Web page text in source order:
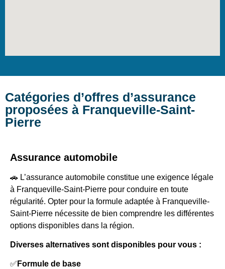
Catégories d’offres d’assurance
proposées à Franqueville-Saint-
Pierre
Assurance automobile
🚗 L’assurance automobile constitue une exigence légale
à Franqueville-Saint-Pierre pour conduire en toute
régularité. Opter pour la formule adaptée à Franqueville-
Saint-Pierre nécessite de bien comprendre les différentes
options disponibles dans la région.
Diverses alternatives sont disponibles pour vous :
✅ Formule de base